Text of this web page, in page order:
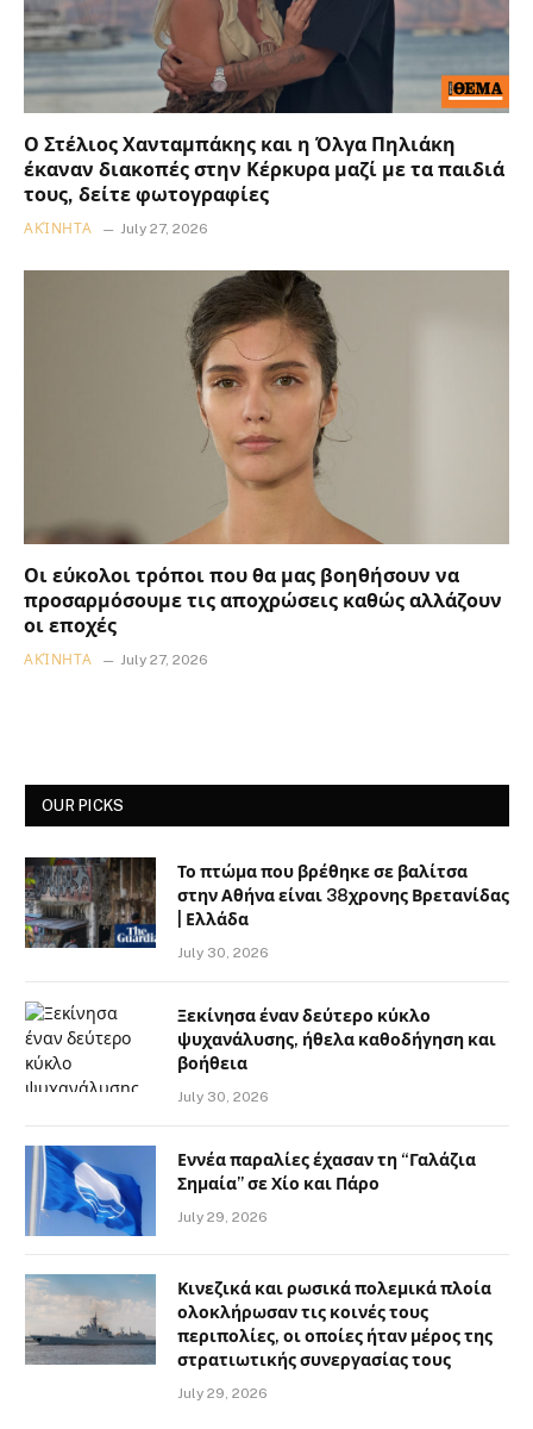
Ο Στέλιος Χανταμπάκης και η Όλγα Πηλιάκη
έκαναν διακοπές στην Κέρκυρα μαζί με τα παιδιά
τους, δείτε φωτογραφίες
ΑΚΊΝΗΤΑ July 27, 2026
Οι εύκολοι τρόποι που θα μας βοηθήσουν να
προσαρμόσουμε τις αποχρώσεις καθώς αλλάζουν
οι εποχές
ΑΚΊΝΗΤΑ July 27, 2026
OUR PICKS
Το πτώμα που βρέθηκε σε βαλίτσα
στην Αθήνα είναι 38χρονης Βρετανίδας
| Ελλάδα
July 30, 2026
Ξεκίνησα έναν δεύτερο κύκλο
ψυχανάλυσης, ήθελα καθοδήγηση και
βοήθεια
July 30, 2026
Εννέα παραλίες έχασαν τη “Γαλάζια
Σημαία” σε Χίο και Πάρο
July 29, 2026
Κινεζικά και ρωσικά πολεμικά πλοία
ολοκλήρωσαν τις κοινές τους
περιπολίες, οι οποίες ήταν μέρος της
στρατιωτικής συνεργασίας τους
July 29, 2026